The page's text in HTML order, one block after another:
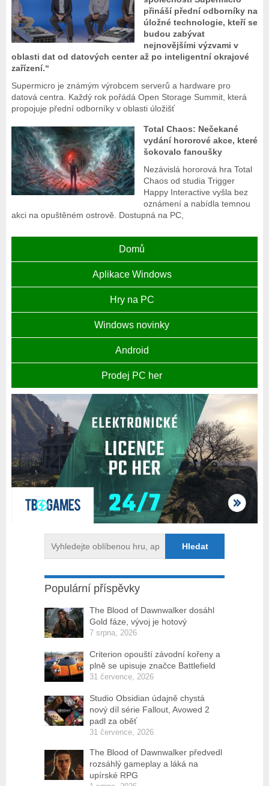
přináší přední odborníky na
úložné technologie, kteří se
budou zabývat
nejnovějšími výzvami v
oblasti dat od datových center až po inteligentní okrajové
zařízení.“
Supermicro je známým výrobcem serverů a hardware pro
datová centra. Každý rok pořádá Open Storage Summit, která
propojuje přední odborníky v oblasti úložišť
Total Chaos: Nečekané
vydání hororové akce, které
šokovalo fanoušky
Nezávislá hororová hra Total
Chaos od studia Trigger
Happy Interactive vyšla bez
oznámení a nabídla temnou
akci na opuštěném ostrově. Dostupná na PC,
Domů
Aplikace Windows
Hry na PC
Windows novinky
Android
Prodej PC her
Populární příspěvky
The Blood of Dawnwalker dosáhl
Gold fáze, vývoj je hotový
7 srpna, 2026
Criterion opouští závodní kořeny a
plně se upisuje značce Battlefield
31 července, 2026
Studio Obsidian údajně chystá
nový díl série Fallout, Avowed 2
padl za oběť
31 července, 2026
The Blood of Dawnwalker předvedl
rozsáhlý gameplay a láká na
upírské RPG